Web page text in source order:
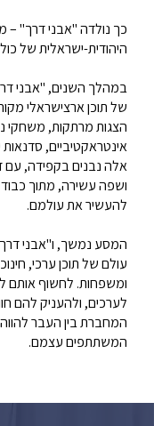
כך נולדה "אבני דרך" –
היהודית-ישראלית של
במהלך השנים, "אבני
של תוכן ארצישראלי
הצגות מרתקות, משחקי
אינטראקטיביים, סדנאות
אלה נבנים בקפידה, עם
ושפה עשירה, מתוך כבוד
להעשיר את עולמם.
המסע נמשך, ו"אבני
עולם של תוכן ערכי,
ומשפחות. לחשוף אותם
לערכים, ולהעניק להם
המחברת בין העבר להווה,
המשתתפים עצמם.